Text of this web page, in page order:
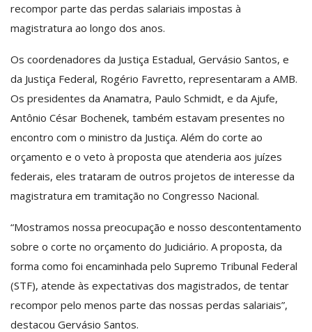
recompor parte das perdas salariais impostas à
magistratura ao longo dos anos.
Os coordenadores da Justiça Estadual, Gervásio Santos, e
da Justiça Federal, Rogério Favretto, representaram a AMB.
Os presidentes da Anamatra, Paulo Schmidt, e da Ajufe,
Antônio César Bochenek, também estavam presentes no
encontro com o ministro da Justiça. Além do corte ao
orçamento e o veto à proposta que atenderia aos juízes
federais, eles trataram de outros projetos de interesse da
magistratura em tramitação no Congresso Nacional.
“Mostramos nossa preocupação e nosso descontentamento
sobre o corte no orçamento do Judiciário. A proposta, da
forma como foi encaminhada pelo Supremo Tribunal Federal
(STF), atende às expectativas dos magistrados, de tentar
recompor pelo menos parte das nossas perdas salariais”,
destacou Gervásio Santos.